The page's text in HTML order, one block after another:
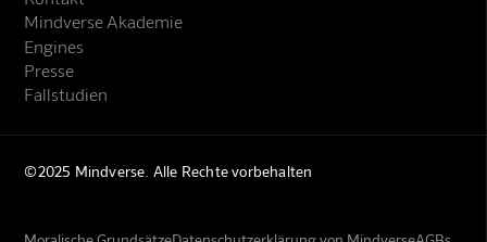
Mindverse Akademie
Engines
Presse
Fallstudien
©2025 Mindverse. Alle Rechte vorbehalten